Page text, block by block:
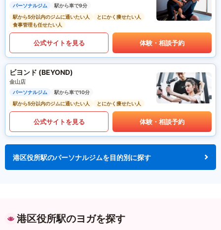
パーソナルジム
駅から車で9分
駅から5分以内のジムに通いたい人
とにかく痩せたい人
食事管理も任せたい人
公式サイトを見る 体験・相談予約
ビヨンド (BEYOND)
金山店
パーソナルジム
駅から車で10分
駅から5分以内のジムに通いたい人
とにかく痩せたい人
公式サイトを見る 体験・相談予約
港区役所駅のパーソナルジムを目的別に探す
港区役所駅のヨガを探す